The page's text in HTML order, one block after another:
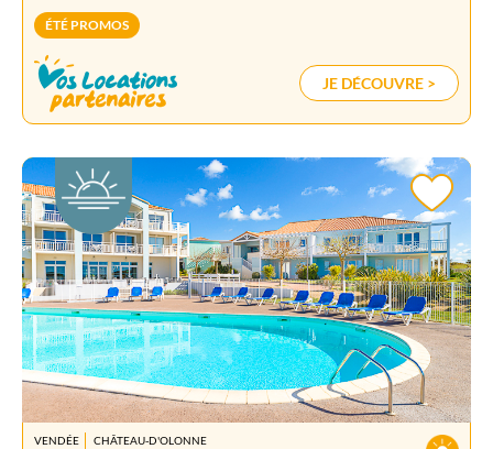
ÉTÉ PROMOS
JE DÉCOUVRE >
VENDÉE CHÂTEAU-D'OLONNE